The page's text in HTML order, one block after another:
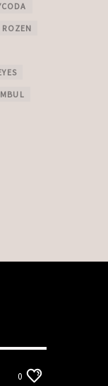
ROZEN
0